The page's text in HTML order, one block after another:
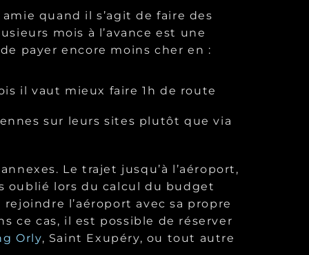
quand il s’agit de faire des
mois à l’avance est une
payer encore moins cher en :
il vaut mieux faire 1h de route
sur leurs sites plutôt que via
Le trajet jusqu’à l’aéroport,
oublié lors du calcul du budget
l’aéroport avec sa propre
ce cas, il est possible de réserver
Orly, Saint Exupéry, ou tout autre